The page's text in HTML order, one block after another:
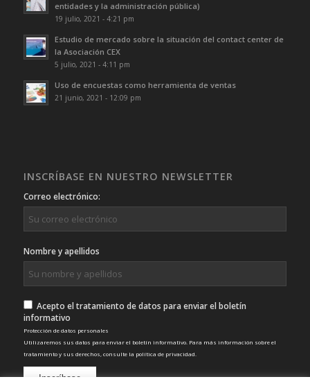
entidades y la administración pública)
19 julio, 2021 - 4:21 pm
Estudio de mercado sobre la situación del contact center de
la Asociación CEX
5 julio, 2021 - 4:11 pm
Uso de encuestas como herramienta de ventas
21 junio, 2021 - 12:09 pm
INSCRÍBASE EN NUESTRO NEWSLETTER
Correo electrónico:
Nombre y apellidos
Acepto el tratamiento de datos para enviar el boletín
informativo
Protección de datos personales
Utilizaremos sus datos para enviar el boletín informativo. Para más información sobre el
tratamiento y sus derechos, consulte la política de privacidad